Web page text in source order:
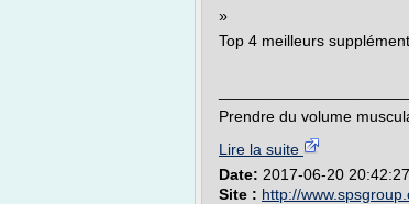
»
Top 4 meilleurs
Prendre du volume
Lire la suite
Date: 2017-06-20 20:42:27
Site : http://